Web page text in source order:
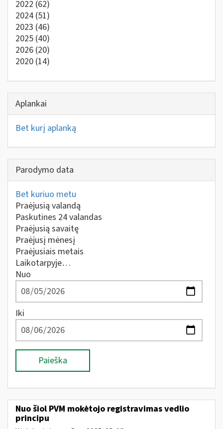
2022 (62)
2024 (51)
2023 (46)
2025 (40)
2026 (20)
2020 (14)
Aplankai
Bet kurį aplanką
Parodymo data
Bet kuriuo metu
Praėjusią valandą
Paskutines 24 valandas
Praėjusią savaitę
Praėjusį mėnesį
Praėjusiais metais
Laikotarpyje…
Nuo
Iki
Paieška
Nuo šiol PVM mokėtojo registravimas vedlio
principu